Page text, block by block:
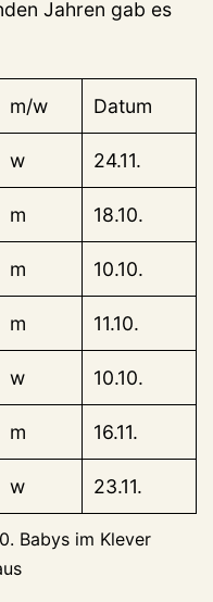
Jahren gab es
m/w Datum
w 24.11.
m 18.10.
m 10.10.
m 11.10.
w 10.10.
m 16.11.
w 23.11.
Babys im Klever